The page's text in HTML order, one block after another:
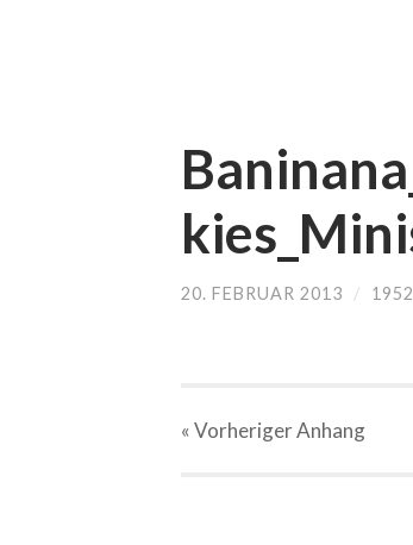
20. FEBRUAR 2013 / 1952
« VorherigerAnhang